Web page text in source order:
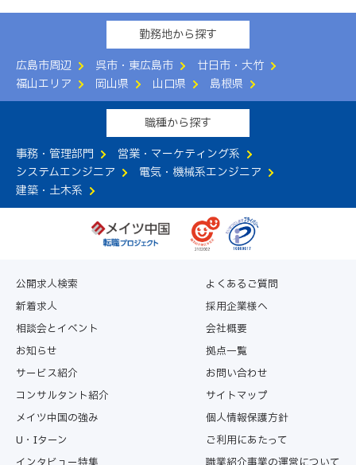
ことができるものとします。
第3条（本サービスの提供）
当社は、以下のサービスの中から利用者に適切なものを当
社の判断で提供するものとします。
（1）電話や面談による転職相談の実施
（2）コンサルタントによる転職活動支援
（3）求人情報の提供
（4）求人者への応募手続きの代行
（5）その他利用者の転職活動に有益と当社が判断する一
第4条（本サービスの提供期間）
申込み日から2年間を上限に提供するものとします。な
人者に入社した場合、入社日をもって当該利用者への本サ
ービスを終了するものとします。利用者から本サービス提
供の終了のお申し出を受けた場合についても、合理的な範
囲で速やかに終了させていただきます。
第5条（本サービスの変更・中断・終了）
当社は、事業運営上やむを得ない場合は、利用者に何ら通
知することなく、また利用者の承諾を得ることなく本サー
ビスの全部もしくは一部を変更、または一時中断すること
勤務地から探す
広島市周辺
呉市・東広島市
廿日市・大竹
福山エリア
岡山県 山口県 島根県
職種から探す
事務・管理部門
営業・マーケティング系
システムエンジニア
電気・機械系エンジニア
建築・土木系
公開求人検索
新着求人
相談会とイベント
お知らせ
サービス紹介
コンサルタント紹介
メイツ中国の強み
U・Iターン
よくあるご質問
採用企業様へ
会社概要
拠点一覧
お問い合わせ
サイトマップ
個人情報保護方針
ご利用にあたって